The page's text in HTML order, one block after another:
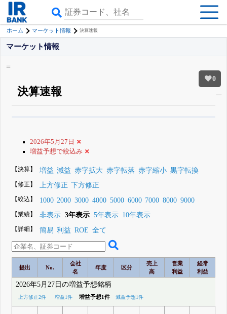
ホーム マーケット情報 決算速報
0
マーケット情報
決算速報
登録すると永久30%OFFと米株版の先行利用も付きます
2026年5月27日
増益予想で絞込み
【決算】 増益 減益 赤字拡大 赤字転落 赤字縮小 黒字転換
【修正】 上方修正 下方修正
【絞込】 1000 2000 3000 4000 5000 6000 7000 8000 9000
【業績】 非表示 3年表示 5年表示 10年表示
【詳細】 簡易 利益 ROE 全て
提出 No.
会社
名
年度 区分
売上
高
営業
利益
経常
利益
2026年5月27日の増益予想銘柄
上方修正2件 増益1件 増益予想1件 減益予想1件